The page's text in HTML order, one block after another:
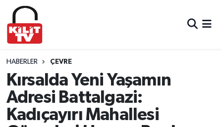
HABERLER ÇEVRE
Kırsalda Yeni Yaşamın
Adresi Battalgazi:
Kadıçayırı Mahallesi
Hava Durumu
Trafik Durumu
Süper Lig Puan Durumu ve Fikstür
Tüm Manşetler